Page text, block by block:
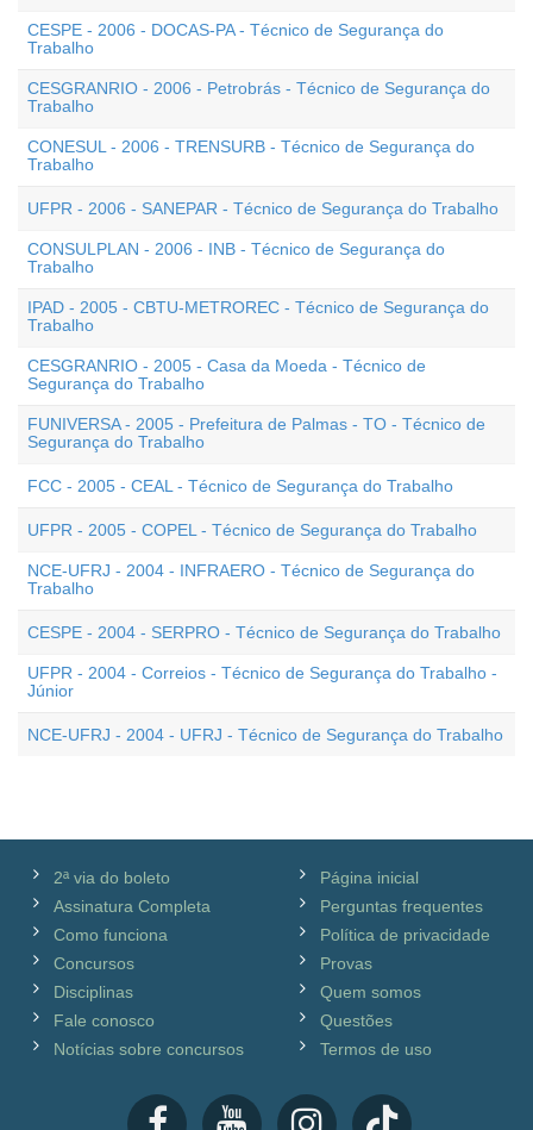
CESPE - 2006 - DOCAS-PA - Técnico de Segurança do
Trabalho
CESGRANRIO - 2006 - Petrobrás - Técnico de Segurança do
Trabalho
CONESUL - 2006 - TRENSURB - Técnico de Segurança do
Trabalho
UFPR - 2006 - SANEPAR - Técnico de Segurança do Trabalho
CONSULPLAN - 2006 - INB - Técnico de Segurança do
Trabalho
IPAD - 2005 - CBTU-METROREC - Técnico de Segurança do
Trabalho
CESGRANRIO - 2005 - Casa da Moeda - Técnico de
Segurança do Trabalho
FUNIVERSA - 2005 - Prefeitura de Palmas - TO - Técnico de
Segurança do Trabalho
FCC - 2005 - CEAL - Técnico de Segurança do Trabalho
UFPR - 2005 - COPEL - Técnico de Segurança do Trabalho
NCE-UFRJ - 2004 - INFRAERO - Técnico de Segurança do
Trabalho
CESPE - 2004 - SERPRO - Técnico de Segurança do Trabalho
UFPR - 2004 - Correios - Técnico de Segurança do Trabalho -
Júnior
NCE-UFRJ - 2004 - UFRJ - Técnico de Segurança do Trabalho
2ª via do boleto
Assinatura Completa
Como funciona
Concursos
Disciplinas
Fale conosco
Notícias sobre concursos
Página inicial
Perguntas frequentes
Política de privacidade
Provas
Quem somos
Questões
Termos de uso